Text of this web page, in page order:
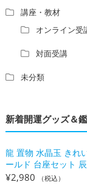
講座・教材
オンライン受
対面受講
未分類
新着開運グッズ＆
龍 置物 水晶玉 きれ
ールド 台座セット
¥2,980 （税込）